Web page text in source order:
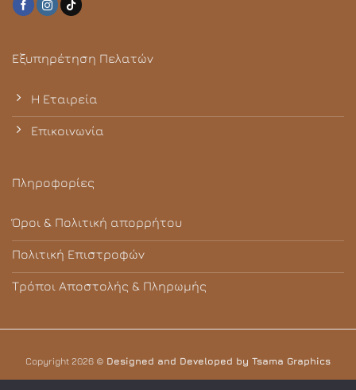
Εξυπηρέτηση Πελατών
Η Εταιρεία
Επικοινωνία
Πληροφορίες
Όροι & Πολιτική απορρήτου
Πολιτική Επιστροφών
Τρόποι Αποστολής & Πληρωμής
Copyright 2026 © Designed and Developed by Tsama Graphics